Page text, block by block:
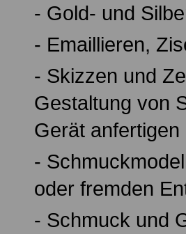
- Gold- und
- Emaillieren,
- Skizzen und
Gestaltung von
Gerät anfertigen
-
oder fremden
- Schmuck und